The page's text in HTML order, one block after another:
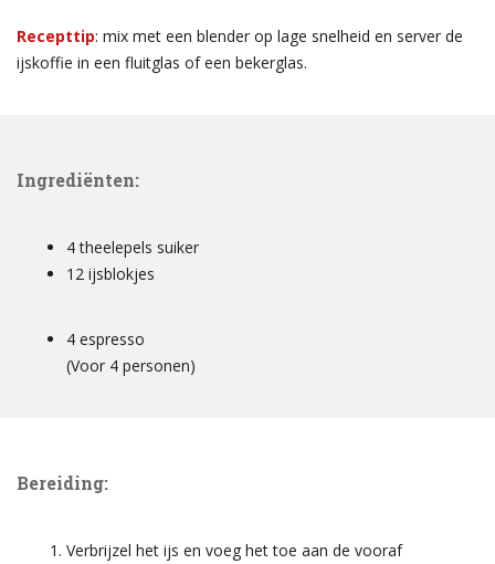
Recepttip: mix met een blender op lage snelheid en server de
ijskoffie in een fluitglas of een bekerglas.
Ingrediënten:
4 theelepels suiker
12 ijsblokjes
4 espresso
(Voor 4 personen)
Bereiding:
Verbrijzel het ijs en voeg het toe aan de vooraf